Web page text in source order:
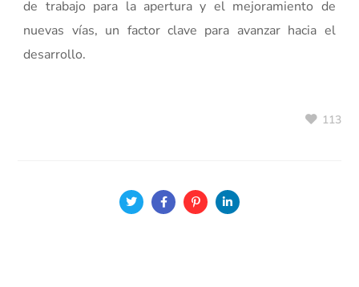
de trabajo para la apertura y el mejoramiento de
nuevas vías, un factor clave para avanzar hacia el
desarrollo.
113